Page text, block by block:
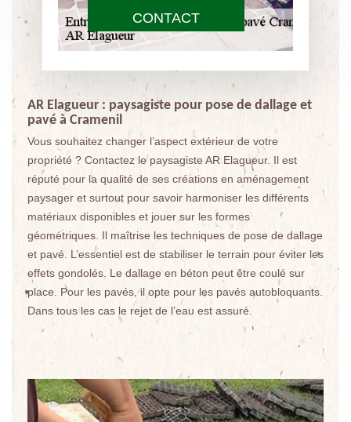
CONTACT
AR Elagueur : paysagiste pour pose de dallage et
pavé à Cramenil
Vous souhaitez changer l’aspect extérieur de votre
propriété ? Contactez le paysagiste AR Elagueur. Il est
réputé pour la qualité de ses créations en aménagement
paysager et surtout pour savoir harmoniser les différents
matériaux disponibles et jouer sur les formes
géométriques. Il maîtrise les techniques de pose de dallage
et pavé. L’essentiel est de stabiliser le terrain pour éviter les
effets gondolés. Le dallage en béton peut être coulé sur
place. Pour les pavés, il opte pour les pavés autobloquants.
Dans tous les cas le rejet de l’eau est assuré.